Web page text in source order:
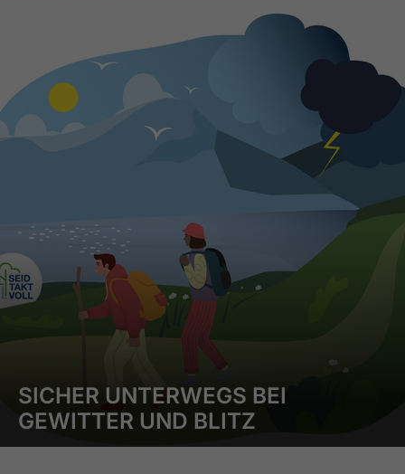
SICHER UNTERWEGS BEI
GEWITTER UND BLITZ